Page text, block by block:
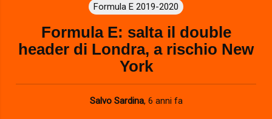
Formula E 2019-2020
Formula E: salta il double
header di Londra, a rischio New
York
Salvo Sardina, 6 anni fa